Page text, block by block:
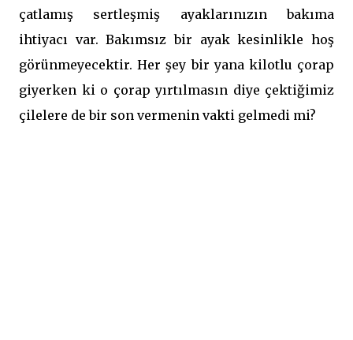
çatlamış sertleşmiş ayaklarınızın bakıma
ihtiyacı var. Bakımsız bir ayak kesinlikle hoş
görünmeyecektir. Her şey bir yana kilotlu çorap
giyerken ki o çorap yırtılmasın diye çektiğimiz
çilelere de bir son vermenin vakti gelmedi mi?